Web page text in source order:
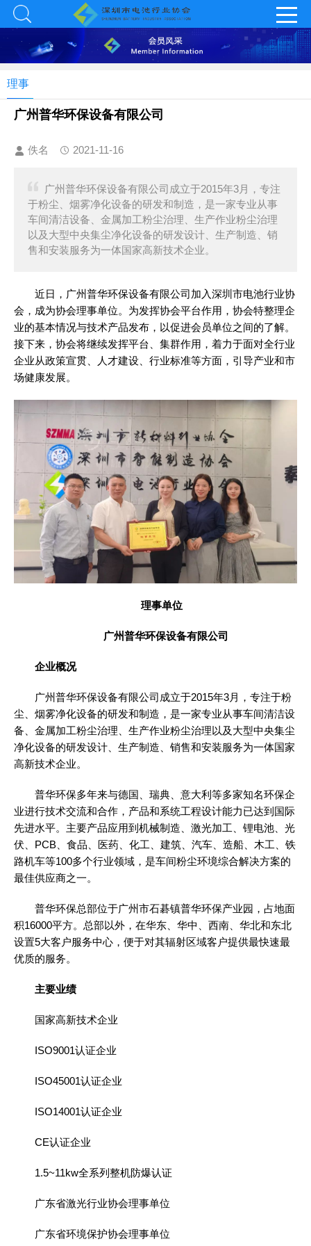
理事
广州普华环保设备有限公司
佚名 2021-11-16
广州普华环保设备有限公司成立于2015年3月，专注
于粉尘、烟雾净化设备的研发和制造，是一家专业从事
车间清洁设备、金属加工粉尘治理、生产作业粉尘治理
以及大型中央集尘净化设备的研发设计、生产制造、销
售和安装服务为一体国家高新技术企业。
近日，广州普华环保设备有限公司加入深圳市电池行业协
会，成为协会理事单位。为发挥协会平台作用，协会特整理企
业的基本情况与技术产品发布，以促进会员单位之间的了解。
接下来，协会将继续发挥平台、集群作用，着力于面对全行业
企业从政策宣贯、人才建设、行业标准等方面，引导产业和市
场健康发展。
理事单位
广州普华环保设备有限公司
企业概况
广州普华环保设备有限公司成立于2015年3月，专注于粉
尘、烟雾净化设备的研发和制造，是一家专业从事车间清洁设
备、金属加工粉尘治理、生产作业粉尘治理以及大型中央集尘
净化设备的研发设计、生产制造、销售和安装服务为一体国家
高新技术企业。
普华环保多年来与德国、瑞典、意大利等多家知名环保企
业进行技术交流和合作，产品和系统工程设计能力已达到国际
先进水平。主要产品应用到机械制造、激光加工、锂电池、光
伏、PCB、食品、医药、化工、建筑、汽车、造船、木工、铁
路机车等100多个行业领域，是车间粉尘环境综合解决方案的
最佳供应商之一。
普华环保总部位于广州市石碁镇普华环保产业园，占地面
积16000平方。总部以外，在华东、华中、西南、华北和东北
设置5大客户服务中心，便于对其辐射区域客户提供最快速最
优质的服务。
主要业绩
国家高新技术企业
ISO9001认证企业
ISO45001认证企业
ISO14001认证企业
CE认证企业
1.5~11kw全系列整机防爆认证
广东省激光行业协会理事单位
广东省环境保护协会理事单位